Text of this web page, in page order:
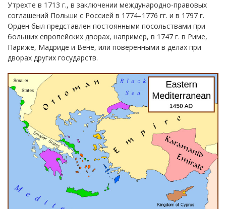
Утрехте в 1713 г., в заключении международно-правовых
соглашений Польши с Россией в 1774–1776 гг. и в 1797 г.
Орден был представлен постоянными посольствами при
больших европейских дворах, например, в 1747 г. в Риме,
Париже, Мадриде и Вене, или поверенными в делах при
дворах других государств.